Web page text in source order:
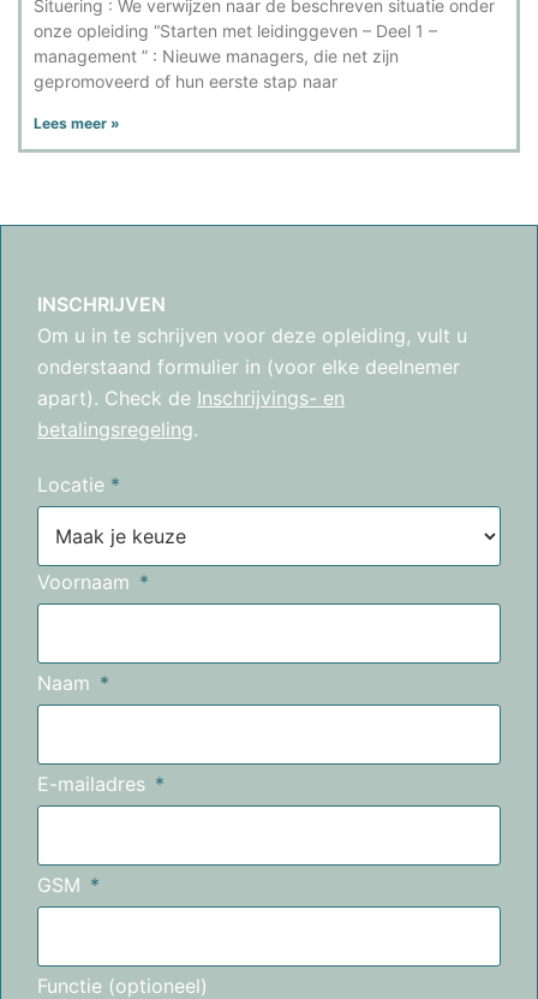
Situering : We verwijzen naar de beschreven situatie onder
onze opleiding “Starten met leidinggeven – Deel 1 –
management ” : Nieuwe managers, die net zijn
gepromoveerd of hun eerste stap naar
Lees meer »
INSCHRIJVEN
Om u in te schrijven voor deze opleiding, vult u
onderstaand formulier in (voor elke deelnemer
apart). Check de Inschrijvings- en
betalingsregeling.
Locatie *
Voornaam
Naam
E-mailadres
GSM
Functie (optioneel)